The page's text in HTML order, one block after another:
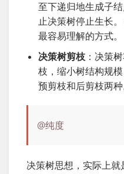
至下递归地生成子
止决策树停止生长
最容易理解的方式。
决策树剪枝 ：决策
枝，缩小树结构规
预剪枝和后剪枝两种
@纯度
决策树思想，实际上